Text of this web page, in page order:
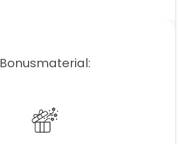
Bonusmaterial: